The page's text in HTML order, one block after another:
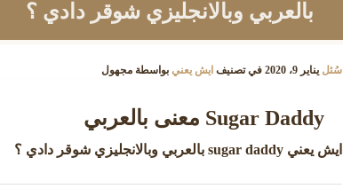
بالعربي وبالانجليزي شوقر دادي ؟
سُئل يناير 9، 2020 في تصنيف ايش يعني بواسطة مجهول
Sugar Daddy معنى بالعربي
ايش يعني sugar daddy بالعربي وبالانجليزي شوقر دادي ؟